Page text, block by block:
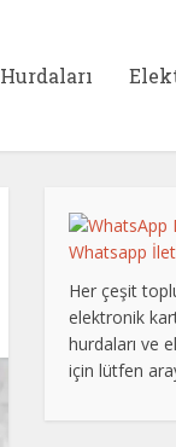
Whatsapp
Her çeşit
elektronik
hurdaları ve
için lütfen